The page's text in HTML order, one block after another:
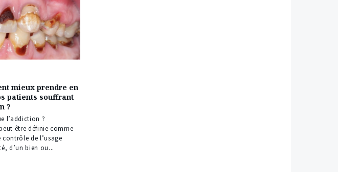
mieux prendre en
patients souffrant
?
l’addiction ?
être définie comme
contrôle de l’usage
d’un bien ou...